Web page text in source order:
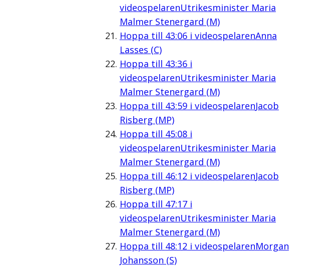
videospelarenUtrikesminister Maria
Malmer Stenergard (M)
Hoppa till 43:06i videospelarenAnna
Lasses (C)
Hoppa till 43:36i
videospelarenUtrikesminister Maria
Malmer Stenergard (M)
Hoppa till 43:59i videospelarenJacob
Risberg (MP)
Hoppa till 45:08i
videospelarenUtrikesminister Maria
Malmer Stenergard (M)
Hoppa till 46:12 i videospelarenJacob
Risberg (MP)
Hoppa till 47:17i
videospelarenUtrikesminister Maria
Malmer Stenergard (M)
Hoppa till 48:12 i videospelarenMorgan
Johansson (S)